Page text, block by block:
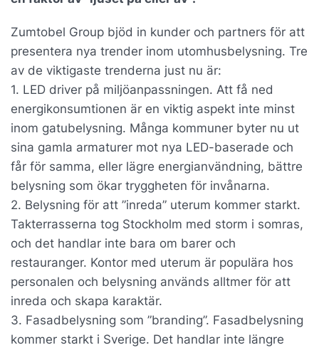
Zumtobel Group bjöd in kunder och partners för att
presentera nya trender inom utomhusbelysning. Tre
av de viktigaste trenderna just nu är:
1. LED driver på miljöanpassningen. Att få ned
energikonsumtionen är en viktig aspekt inte minst
inom gatubelysning. Många kommuner byter nu ut
sina gamla armaturer mot nya LED-baserade och
får för samma, eller lägre energianvändning, bättre
belysning som ökar tryggheten för invånarna.
2. Belysning för att ”inreda” uterum kommer starkt.
Takterrasserna tog Stockholm med storm i somras,
och det handlar inte bara om barer och
restauranger. Kontor med uterum är populära hos
personalen och belysning används alltmer för att
inreda och skapa karaktär.
3. Fasadbelysning som ”branding”. Fasadbelysning
kommer starkt i Sverige. Det handlar inte längre